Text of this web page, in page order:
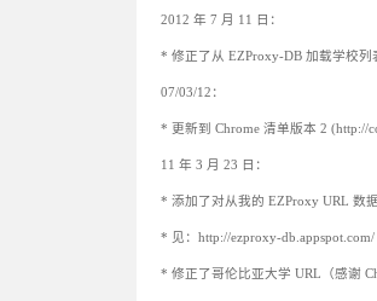
2012 年 7 月 11 日：
* 修正了从 EZProxy-DB 加载学校列
07/03/12：
* 更新到 Chrome 清单版本 2 (http://
11 年 3 月 23 日：
* 添加了对从我的 EZProxy URL 数
* 见：http://ezproxy-db.appspot.com/
* 修正了哥伦比亚大学 URL（感谢